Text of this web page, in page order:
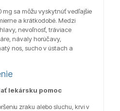
mg sa môžu vyskytnúť vedľajšie
a krátkodobé. Medzi
nevoľnosť, tráviace
návaly horúčavy,
nos, sucho v ústach a
lekársku pomoc
zraku alebo sluchu, krvi v